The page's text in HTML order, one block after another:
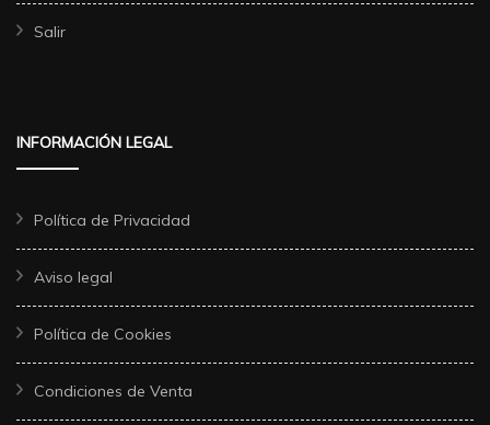
Salir
INFORMACIÓN LEGAL
Política de Privacidad
Aviso legal
Política de Cookies
Condiciones de Venta